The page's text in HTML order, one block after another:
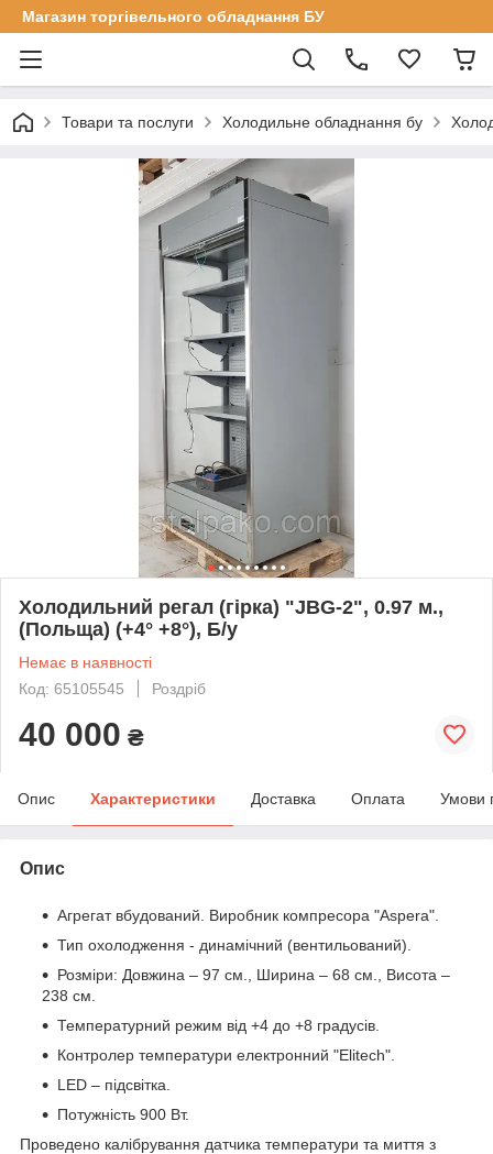
Магазин торгівельного обладнання БУ
Товари та послуги Холодильне обладнання бу
Холодильний регал (гірка) "JBG-2", 0.97 м.,
(Польща) (+4° +8°), Б/у
Немає в наявності
Код: 65105545
Роздріб
40 000 ₴
Опис Характеристики Доставка Оплата Умови
Опис
Агрегат вбудований. Виробник компресора "Aspera".
Тип охолодження - динамічний (вентильований).
Розміри: Довжина – 97 см., Ширина – 68 см., Висота –
238 см.
Температурний режим від +4 до +8 градусів.
Контролер температури електронний "Elitech".
LED – підсвітка.
Потужність 900 Вт.
Проведено калібрування датчика температури та миття з